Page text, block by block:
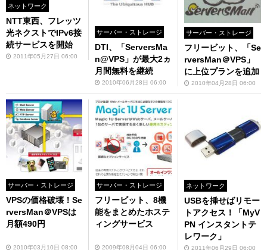
ネットワーク
NTT東西、フレッツ
光ネクストでIPv6接
続サービスを開始
2011年05月27日 06:00
サーバー・ストレージ
DTI、「ServersMa
n@VPS」が最大2ヵ
月間無料を継続
2010年06月28日 06:00
サーバー・ストレージ
フリービット、「Se
rversMan＠VPS」
に上位プランを追加
2010年04月28日 06:00
サーバー・ストレージ
VPSの価格破壊！Se
rversMan＠VPSは
月額490円
2010年03月10日 08:00
サーバー・ストレージ
フリービット、8機
能をまとめたホステ
ィングサービス
2009年08月04日 06:00
ネットワーク
USBを挿せばリモー
トアクセス！「MyV
PN インスタントテ
レワーク」
2011年06月29日 06:00